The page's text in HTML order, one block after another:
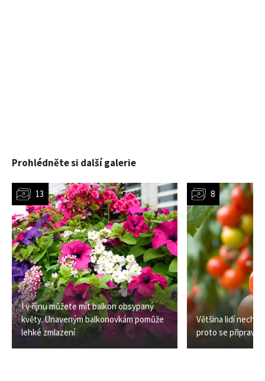
Prohlédněte si další galerie
I v říjnu můžete mít balkon obsypaný
květy. Unaveným balkonovkám pomůže
lehké zmlazení
Většina lidí
proto se připraví